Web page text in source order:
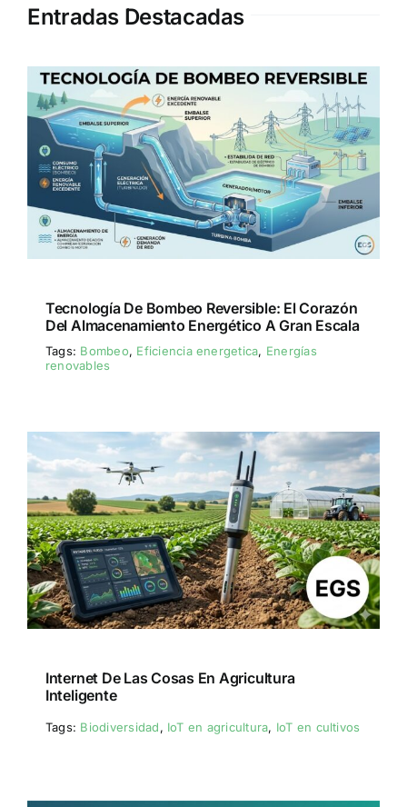
Entradas Destacadas
Tecnología De Bombeo Reversible: El Corazón
Del Almacenamiento Energético A Gran Escala
Tags: Bombeo, Eficiencia energetica, Energías
renovables
Internet De Las Cosas En Agricultura
Inteligente
Tags: Biodiversidad, IoT en agricultura, IoT en cultivos